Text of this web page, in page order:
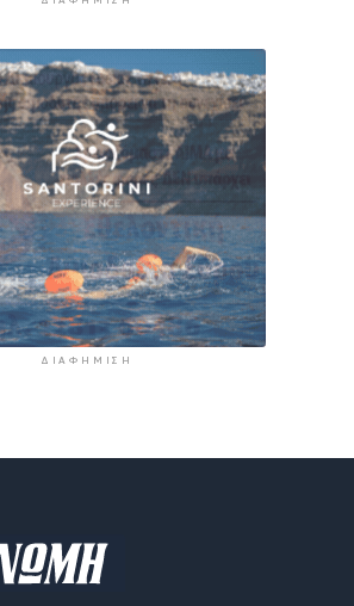
ΔΙΑΦΉΜΙΣΗ